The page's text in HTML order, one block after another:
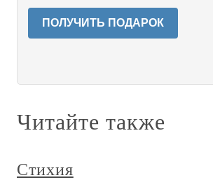
ПОЛУЧИТЬ ПОДАРОК
Читайте также
Стихия